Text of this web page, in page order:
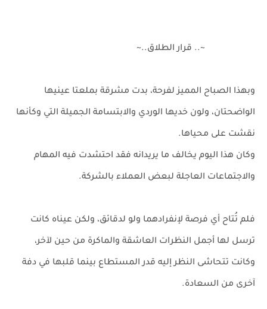
~.. قرار الطلاق..~
وبهذا الصباح المميز لفرحة، بدت مشرقة بملعتا عينيها
الواضحتان، ولون خديها الوردي والابتسامة الجميلة التي وكأنها
نقشت على محياها.
وكان هذا اليوم يخالف ما يريدانه فقد احتشدت فيه المهام
والاجتماعات العاجلة لبعض العملاء بالشركة.
فلم تُتاح أي فرصة لإنفرادهما ولو لدقائق، ولكن عيناه كانت
ترسل لها أجمل النظرات العاشقة والماكرة من حين لآخر،
وكانت تتحاشى النظر إليه قدر المستطاع بينما قلبها في دفة
آخرى من السعادة.